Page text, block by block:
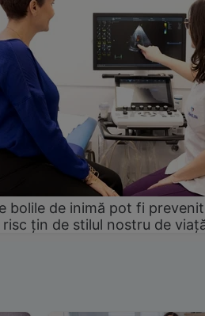
bolile de inimă pot fi
țin de stilul nostru de